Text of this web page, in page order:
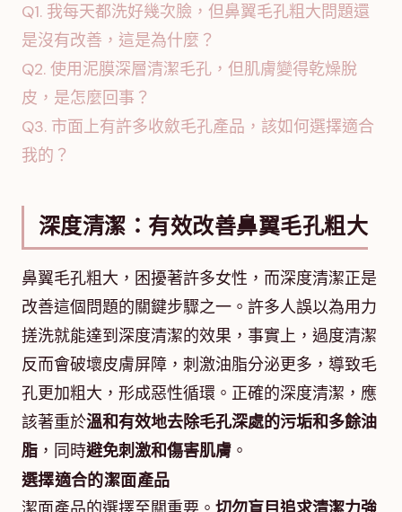
Q1. 我每天都洗好幾次臉，但鼻翼毛孔粗大問題還
是沒有改善，這是為什麼？
Q2. 使用泥膜深層清潔毛孔，但肌膚變得乾燥脫
皮，是怎麼回事？
Q3. 市面上有許多收斂毛孔產品，該如何選擇適合
我的？
深度清潔：有效改善鼻翼毛孔粗大
鼻翼毛孔粗大，困擾著許多女性，而深度清潔正是
改善這個問題的關鍵步驟之一。許多人誤以為用力
搓洗就能達到深度清潔的效果，事實上，過度清潔
反而會破壞皮膚屏障，刺激油脂分泌更多，導致毛
孔更加粗大，形成惡性循環。正確的深度清潔，應
該著重於溫和有效地去除毛孔深處的污垢和多餘油
脂 ，同時避免刺激和傷害肌膚 。
選擇適合的潔面產品